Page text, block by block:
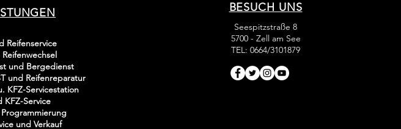
Reifenservice
und Bergedienst
und Reifenreparatur
KFZ-Servicestation
KFZ-Service
und Verkauf
BESUCH UNS
Seespitzstraße 8
5700 - Zell am See
TEL: 0664/3101879